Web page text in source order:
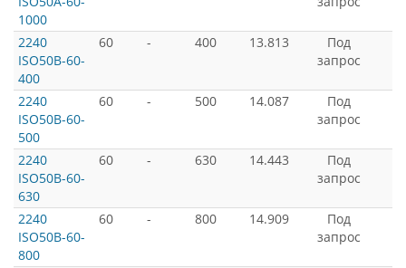
1000
2240
ISO50B-60-
400
60 - 400 13.813
Под
запрос
2240
ISO50B-60-
500
60 - 500 14.087
Под
запрос
2240
ISO50B-60-
630
60 - 630 14.443
Под
запрос
2240
ISO50B-60-
800
60 - 800 14.909
Под
запрос